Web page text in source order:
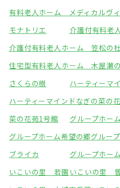
有料老人ホーム メディカルヴ
モナトリエ
介護付有料老
介護付有料老人ホーム 笠松の
住宅型有料老人ホーム 木屋瀬
さくらの樹
ハーティーマ
ハーティーマインドなぎの菜の
菜の花苑1号館
グループホー
グループホーム希望の郷グルー
ブライカ
グループホ
いこいの里 若園 いこいの里